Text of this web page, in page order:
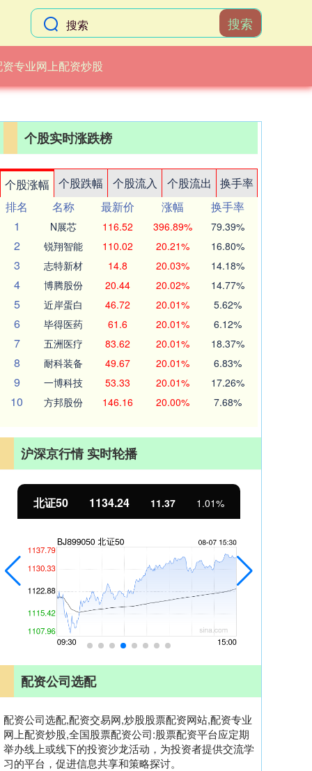
搜索
资专业网上配资炒股
个股实时涨跌榜
个股涨幅 个股跌幅 个股流入 个股流出
换手率
排名
名称 最新价 涨幅
换手率
1
N展芯 116.52 396.89% 79.39%
2 锐翔智能 110.02 20.21% 16.80%
3 志特新材 14.8 20.03% 14.18%
4 博腾股份 20.44 20.02% 14.77%
5 近岸蛋白 46.72 20.01% 5.62%
6 毕得医药 61.6 20.01% 6.12%
7 五洲医疗 83.62 20.01% 18.37%
8 耐科装备 49.67 20.01% 6.83%
9 一博科技 53.33 20.01% 17.26%
10 方邦股份 146.16 20.00% 7.68%
沪深京行情 实时轮播
北证50 1134.24 11.37 1.01%
配资公司选配
配资公司选配,配资交易网,炒股股票配资网站,配资专业
网上配资炒股,全国股票配资公司:股票配资平台应定期
举办线上或线下的投资沙龙活动，为投资者提供交流学
习的平台，促进信息共享和策略探讨。